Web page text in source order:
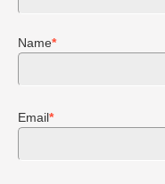
Name*
Email*